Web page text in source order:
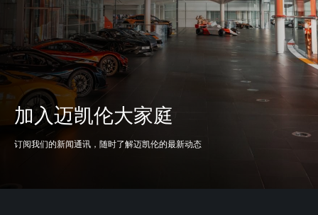
加入迈凯伦大家庭
订阅我们的新闻通讯，随时了解迈凯伦的最新动态